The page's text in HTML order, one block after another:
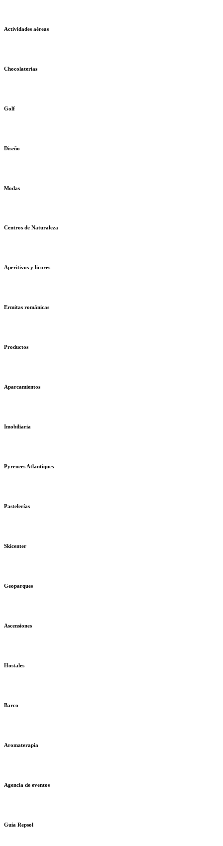
Actividades aéreas
Chocolaterías
Golf
Diseño
Modas
Centros de Naturaleza
Aperitivos y licores
Ermitas románicas
Productos
Aparcamientos
Imobiliaria
Pyrenees Atlantiques
Pastelerías
Skicenter
Geoparques
Ascensiones
Hostales
Barco
Aromaterapia
Agencia de eventos
Guía Repsol